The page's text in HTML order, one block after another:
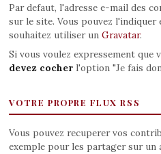
Par defaut, l'adresse e-mail des
sur le site. Vous pouvez l'indiquer
souhaitez utiliser un Gravatar.
Si vous voulez expressement que
devez cocherl'option "Je fais
VOTRE PROPRE FLUX RSS
Vous pouvez recuperer vos
exemple pour les partager sur un